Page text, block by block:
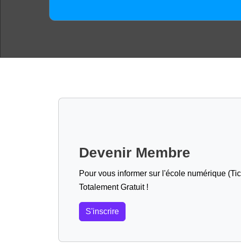
Devenir Membre
Pour vous informer sur l'école numérique
Totalement Gratuit !
S'inscrire